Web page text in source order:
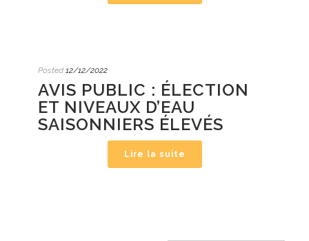
Posted 12/12/2022
AVIS PUBLIC : ÉLECTION
ET NIVEAUX D’EAU
SAISONNIERS ÉLEVÉS
Lire la suite